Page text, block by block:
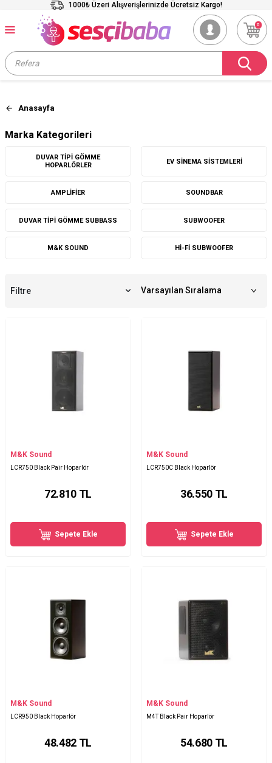
1000₺ Üzeri Alışverişlerinizde Ücretsiz Kargo!
0
Anasayfa
Marka Kategorileri
DUVAR TIPI GÖMME
HOPARLÖRLER
EV SINEMA SISTEMLERI
AMPLIFIER SOUNDBAR
DUVAR TIPI GÖMME SUBBASS SUBWOOFER
M&K SOUND HI-FI SUBWOOFER
Filtre
M&K Sound
LCR750 Black Pair Hoparlör
72.810TL
Sepete Ekle
M&K Sound
LCR750C Black Hoparlör
36.550TL
Sepete Ekle
M&K Sound
LCR950 Black Hoparlör
48.482TL
M&K Sound
M4T Black Pair Hoparlör
54.680TL